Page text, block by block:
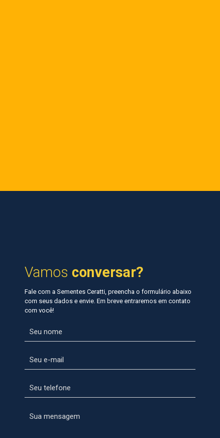
Vamos conversar?
Fale com a Sementes Ceratti, preencha o formulário abaixo
com seus dados e envie. Em breve entraremos em contato
com você!